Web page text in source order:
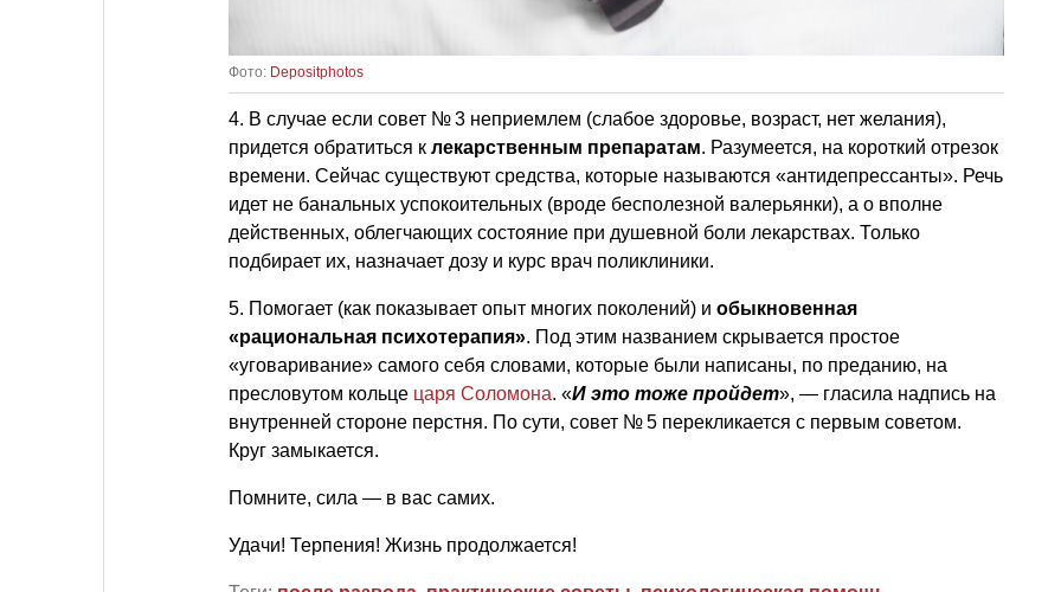
Фото: Depositphotos
4. В случае если совет № 3 неприемлем (слабое здоровье, возраст, нет желания),
придется обратиться к лекарственным препаратам. Разумеется, на короткий отрезок
времени. Сейчас существуют средства, которые называются «антидепрессанты». Речь
идет не банальных успокоительных (вроде бесполезной валерьянки), а о вполне
действенных, облегчающих состояние при душевной боли лекарствах. Только
подбирает их, назначает дозу и курс врач поликлиники.
5. Помогает (как показывает опыт многих поколений) и обыкновенная
«рациональная психотерапия». Под этим названием скрывается простое
«уговаривание» самого себя словами, которые были написаны, по преданию, на
пресловутом кольце царя Соломона. «И это тоже пройдет», — гласила надпись на
внутренней стороне перстня. По сути, совет № 5 перекликается с первым советом.
Круг замыкается.
Помните, сила — в вас самих.
Удачи! Терпения! Жизнь продолжается!